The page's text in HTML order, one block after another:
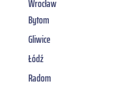
Wrocław
Bytom
Gliwice
Łódź
Radom